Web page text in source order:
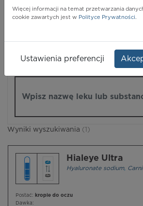
Wyniki wyszukiwania (1)
Hialeye Ultra
Hyaluronate sodium,
Postać: krople do oczu
Dawka:
Więcej informacji na temat przetwarzania
cookie zawartych jest w Polityce Prywatności.
Ustawienia preferencji